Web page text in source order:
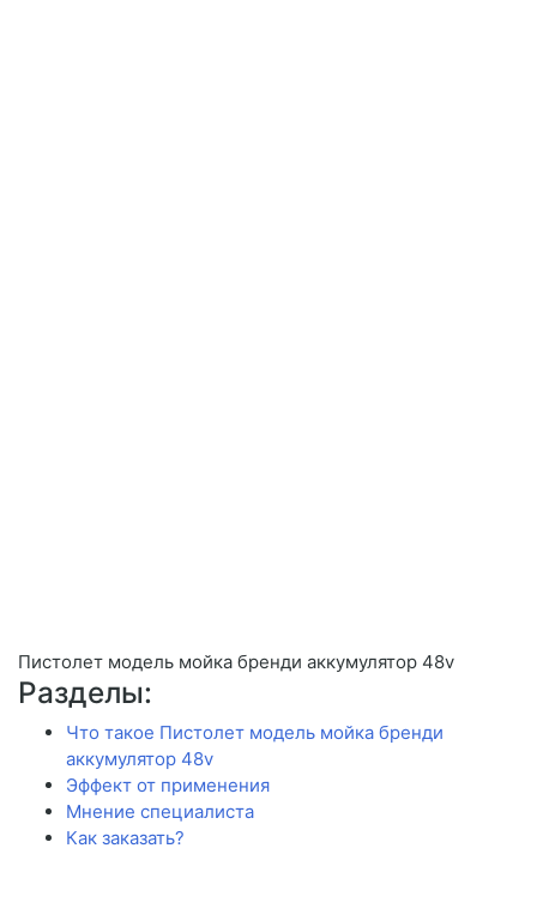
Пистолет модель мойка бренди аккумулятор 48v
Разделы:
Что такое Пистолет модель мойка бренди
аккумулятор 48v
Эффект от применения
Мнение специалиста
Как заказать?